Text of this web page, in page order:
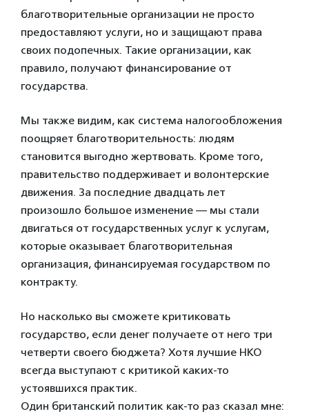
благотворительные организации не просто
предоставляют услуги, но и защищают права
своих подопечных. Такие организации, как
правило, получают финансирование от
государства.
Мы также видим, как система налогообложения
поощряет благотворительность: людям
становится выгодно жертвовать. Кроме того,
правительство поддерживает и волонтерские
движения. За последние двадцать лет
произошло большое изменение — мы стали
двигаться от государственных услуг к услугам,
которые оказывает благотворительная
организация, финансируемая государством по
контракту.
Но насколько вы сможете критиковать
государство, если денег получаете от него три
четверти своего бюджета? Хотя лучшие НКО
всегда выступают с критикой каких-то
устоявшихся практик.
Один британский политик как-то раз сказал мне: